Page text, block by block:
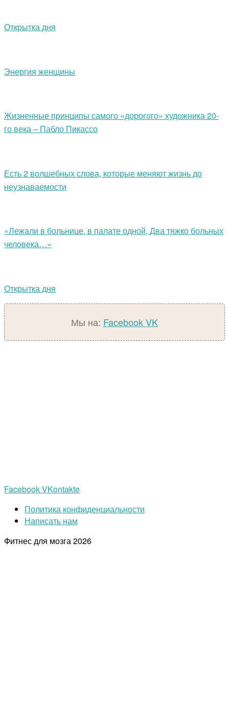
Открытка дня
Энергия женщины
Жизненные принципы самого «дорогого» художника 20-
го века – Пабло Пикассо
Есть 2 волшебных слова, которые меняют жизнь до
неузнаваемости
«Лежали в больнице, в палате одной, Два тяжко больных
человека…»
Открытка дня
Мы на: FacebookVK
FacebookVKontakte
Политика конфиденциальности
Написать нам
Фитнес для мозга2026